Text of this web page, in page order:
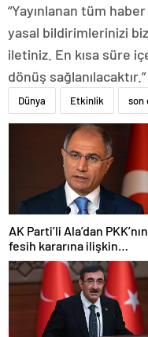
“Yayınlanan tüm
yasal bildirimlerinizi
iletiniz. En kısa süre
dönüş sağlanılacaktır.”
Dünya Etkinlik son
AK Parti’li Ala’dan PKK’nın
fesih kararına ilişkin
açıklama: Pazarlık söz
değildir